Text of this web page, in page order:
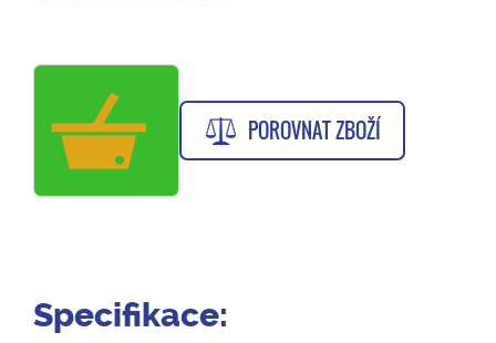
POROVNAT ZBOŽÍ
Specifikace: